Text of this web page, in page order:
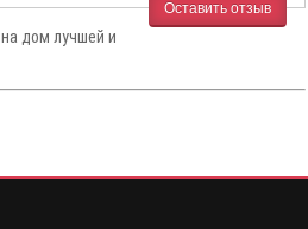
Оставить отзыв
на дом лучшей и